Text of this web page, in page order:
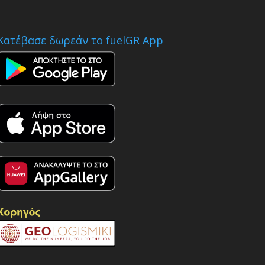
δωρεάν το fuelGR App